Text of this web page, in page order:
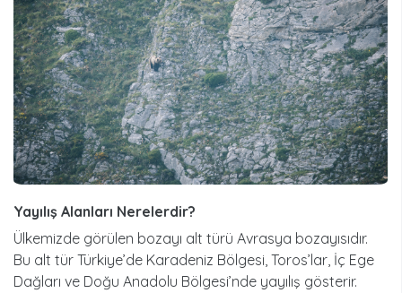
Yayılış Alanları Nerelerdir?
Ülkemizde görülen bozayı alt türü Avrasya bozayısıdır.
Bu alt tür Türkiye’de Karadeniz Bölgesi, Toros’lar, İç Ege
Dağları ve Doğu Anadolu Bölgesi’nde yayılış gösterir.